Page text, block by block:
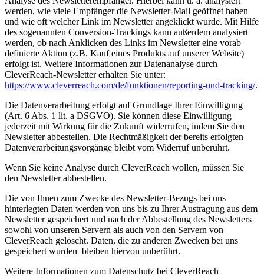
werden, wie viele Empfänger die Newsletter-Mail geöffnet haben
und wie oft welcher Link im Newsletter angeklickt wurde. Mit Hilfe
des sogenannten Conversion-Trackings kann außerdem analysiert
werden, ob nach Anklicken des Links im Newsletter eine vorab
definierte Aktion (z.B. Kauf eines Produkts auf unserer Website)
erfolgt ist. Weitere Informationen zur Datenanalyse durch
CleverReach-Newsletter erhalten Sie unter:
https://www.cleverreach.com/de/funktionen/reporting-und-tracking/.
Die Datenverarbeitung erfolgt auf Grundlage Ihrer Einwilligung
(Art. 6 Abs. 1 lit. a DSGVO). Sie können diese Einwilligung
jederzeit mit Wirkung für die Zukunft widerrufen, indem Sie den
Newsletter abbestellen. Die Rechtmäßigkeit der bereits erfolgten
Datenverarbeitungsvorgänge bleibt vom Widerruf unberührt.
Wenn Sie keine Analyse durch CleverReach wollen, müssen Sie
den Newsletter abbestellen.
Die von Ihnen zum Zwecke des Newsletter-Bezugs bei uns
hinterlegten Daten werden von uns bis zu Ihrer Austragung aus dem
Newsletter gespeichert und nach der Abbestellung des Newsletters
sowohl von unseren Servern als auch von den Servern von
CleverReach gelöscht. Daten, die zu anderen Zwecken bei uns
gespeichert wurden bleiben hiervon unberührt.
Weitere Informationen zum Datenschutz bei CleverReach